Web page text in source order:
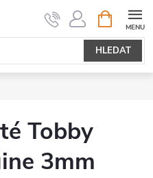
HLEDAT
NÁKUPNÍ
KOŠÍK
Tobby
3mm